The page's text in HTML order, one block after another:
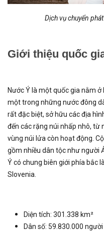
Dịch vụ chuyển
Giới thiệu quốc
Nước Ý là một quốc gia nằm
một trong những nước đông
rất đặc biệt, sở hữu các địa
đến các rặng núi nhấp nhô, từ
vùng núi lửa còn hoạt động.
gồm nhiều dân tộc như người
Ý có chung biên giới phía bắc
Slovenia.
Diện tích: 301.338 km²
Dân số: 59.830.000